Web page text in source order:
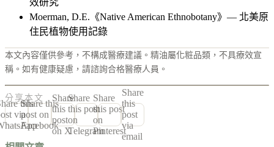
效研究
Moerman, D.E.《Native American Ethnobotany》— 北美原
住民植物使用記錄
本文內容僅供參考，不構成醫療建議。精油屬化粧品類，不具療效宣
稱。如有健康疑慮，請諮詢合格醫療人員。
分享本文
this
via
Share this
post on
Facebook
Share
this
post
on X
Share
this post
on
Telegram
Share
this post
on
Pinterest
Share
this
post
via
email